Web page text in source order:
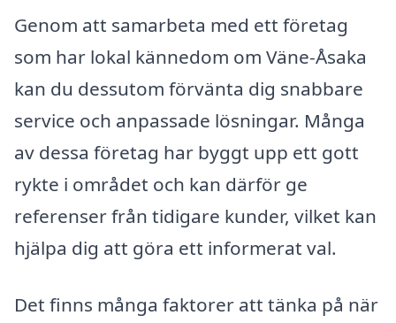
Genom att samarbeta med ett företag
som har lokal kännedom om Väne-Åsaka
kan du dessutom förvänta dig snabbare
service och anpassade lösningar. Många
av dessa företag har byggt upp ett gott
rykte i området och kan därför ge
referenser från tidigare kunder, vilket kan
hjälpa dig att göra ett informerat val.
Det finns många faktorer att tänka på när